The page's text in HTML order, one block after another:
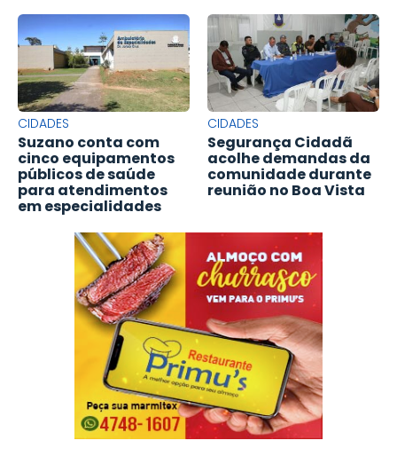
CIDADES
Suzano conta com
cinco equipamentos
públicos de saúde
para atendimentos
em especialidades
CIDADES
Segurança Cidadã
acolhe demandas da
comunidade durante
reunião no Boa Vista